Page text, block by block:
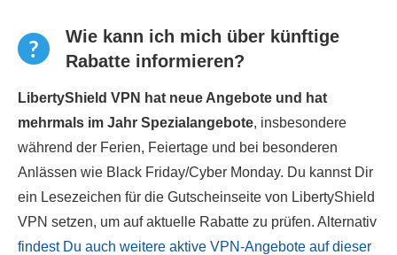
Wie kann ich mich über künftige
Rabatte informieren?
LibertyShield VPN hat neue Angebote und hat
mehrmals im Jahr Spezialangebote, insbesondere
während der Ferien, Feiertage und bei besonderen
Anlässen wie Black Friday/Cyber Monday. Du kannst Dir
ein Lesezeichen für die Gutscheinseite von LibertyShield
VPN setzen, um auf aktuelle Rabatte zu prüfen. Alternativ
findest Du auch weitere aktive VPN-Angebote auf dieser